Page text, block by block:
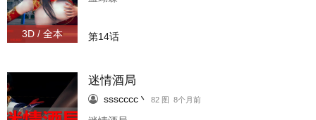
3D / 全本 第14话
迷情酒局
ssscccc丶 82 图 8个月前